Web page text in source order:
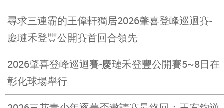
尋求三連霸的王偉軒獨居2026肇喜登峰巡迴賽-
慶璉禾登豐公開賽首回合領先
2026肇喜登峰巡迴賽-慶璉禾登豐公開賽5~8日在
彰化球場舉行